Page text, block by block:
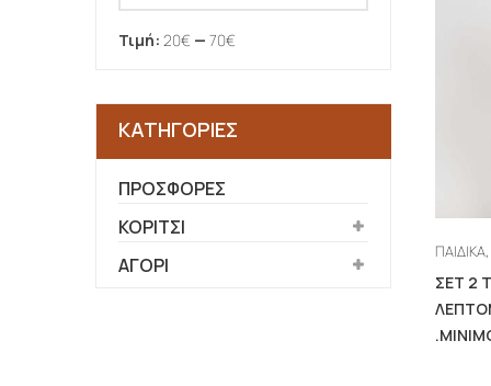
Τιμή: 20€ — 70€
ΚΑΤΗΓΟΡΊΕΣ
ΠΡΟΣΦΟΡΕΣ
ΚΟΡΙΤΣΙ
ΑΓΟΡΙ
ΠΑΙΔΙΚΑ,
ΣΕΤ 2